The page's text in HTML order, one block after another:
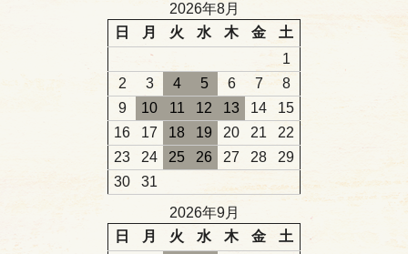
2026年8月
日
月 火 水 木 金
土
1
2
3 4 5 6 7
8
9
10 11 12 13 14
15
16
17 18 19 20 21
22
23
24 25 26 27 28
29
30
31
2026年9月
日
月 火 水 木 金
土